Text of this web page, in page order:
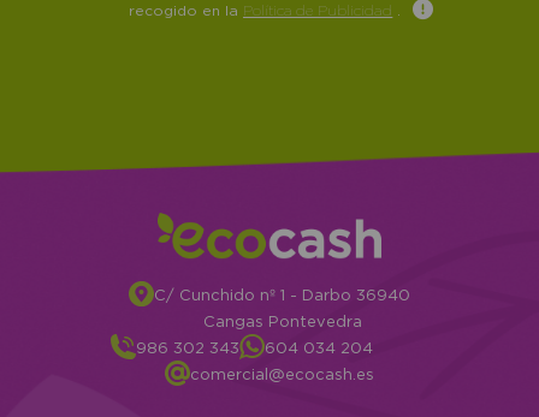
recogido en la Política de Publicidad
C/ Cunchido nº 1 - Darbo 36940
Cangas Pontevedra
986 302 343
604 034 204
comercial@ecocash.es